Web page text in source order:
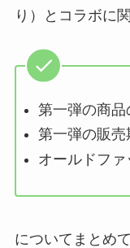
り）とコラボに
第一弾の商品
第一弾の販売
オールドフ
についてまとめ